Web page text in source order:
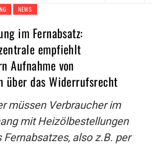
NEWS
im Fernabsatz:
empfiehlt
Aufnahme von
über das Widerrufsrecht
müssen Verbraucher im
mit Heizölbestellungen
Fernabsatzes, also z.B. per